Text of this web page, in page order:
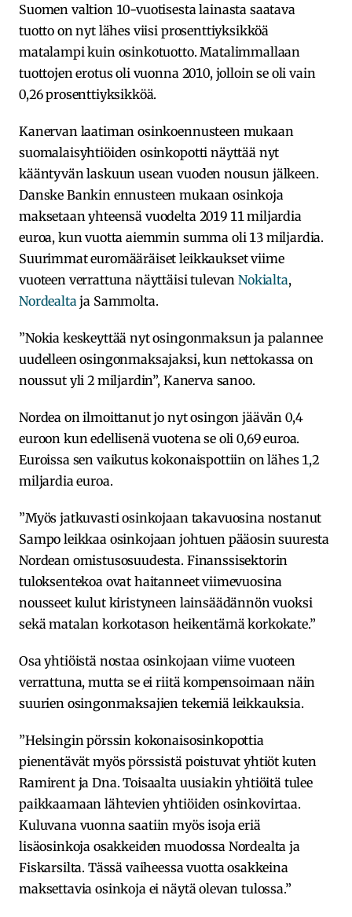
Suomen valtion 10-vuotisesta lainasta saatava
tuotto on nyt lähes viisi prosenttiyksikköä
matalampi kuin osinkotuotto. Matalimmallaan
tuottojen erotus oli vuonna 2010, jolloin se oli vain
0,26 prosenttiyksikköä.
Kanervan laatiman osinkoennusteen mukaan
suomalaisyhtiöiden osinkopotti näyttää nyt
kääntyvän laskuun usean vuoden nousun jälkeen.
Danske Bankin ennusteen mukaan osinkoja
maksetaan yhteensä vuodelta 2019 11 miljardia
euroa, kun vuotta aiemmin summa oli 13 miljardia.
Suurimmat euromääräiset leikkaukset viime
vuoteen verrattuna näyttäisi tulevanNokialta,
Nordealta ja Sammolta.
”Nokia keskeyttää nyt osingonmaksun ja palannee
uudelleen osingonmaksajaksi, kun nettokassa on
noussut yli 2 miljardin”, Kanerva sanoo.
Nordea on ilmoittanut jo nyt osingon jäävän 0,4
euroon kun edellisenä vuotena se oli 0,69 euroa.
Euroissa sen vaikutus kokonaispottiin on lähes 1,2
miljardia euroa.
”Myös jatkuvasti osinkojaan takavuosina nostanut
Sampo leikkaa osinkojaan johtuen pääosin suuresta
Nordean omistusosuudesta. Finanssisektorin
tuloksentekoa ovat haitanneet viimevuosina
nousseet kulut kiristyneen lainsäädännön vuoksi
sekä matalan korkotason heikentämä korkokate.”
Osa yhtiöistä nostaa osinkojaan viime vuoteen
verrattuna, mutta se ei riitä kompensoimaan näin
suurien osingonmaksajien tekemiä leikkauksia.
”Helsingin pörssin kokonaisosinkopottia
pienentävät myös pörssistä poistuvat yhtiöt kuten
Ramirent ja Dna. Toisaalta uusiakin yhtiöitä tulee
paikkaamaan lähtevien yhtiöiden osinkovirtaa.
Kuluvana vuonna saatiin myös isoja eriä
lisäosinkoja osakkeiden muodossa Nordealta ja
Fiskarsilta. Tässä vaiheessa vuotta osakkeina
maksettavia osinkoja ei näytä olevan tulossa.”